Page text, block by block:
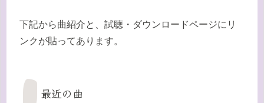
下記から曲紹介と、試聴・ダウンロードページにリ
ンクが貼ってあります。
最近の曲